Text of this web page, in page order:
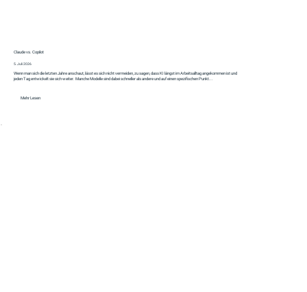
Claude vs. Copilot
5. Juli 2026
Wenn man sich die letzten Jahre anschaut, lässt es sich nicht vermeiden, zu sagen, dass KI längst im Arbeitsalltag angekommen ist und
jeden Tag entwickelt sie sich weiter. Manche Modelle sind dabei schneller als andere und auf einen spezifischen Punkt...
Mehr Lesen